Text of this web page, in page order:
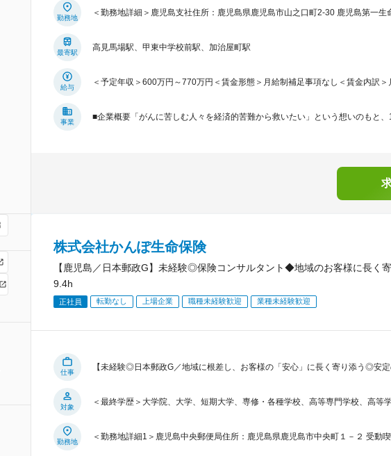
勤務地
＜勤務地詳細＞鹿児島支社住所：鹿児島県鹿児島市山之口町2-30 鹿児島第一生
最寄駅
高見馬場駅、甲東中学校前駅、加治屋町駅
給与
＜予定年収＞600万円～770万円＜賃金形態＞月給制補足事項なし＜賃金内訳＞
事業
■企業概要「がんに苦しむ人々を経済的苦難から救いたい」という想いのもと
株式会社かんぽ生命保険
【鹿児島／日本郵政G】未経験◎保険コンサルタント◆地域のお客様に長く
9.4h
正社員 転勤なし 上場企業 職種未経験歓迎 業種未経験歓迎
仕事
【未経験◎日本郵政G／地域に根差し、お客様の「安心」に長く寄り添う◎安
対象
＜最終学歴＞大学院、大学、短期大学、専修・各種学校、高等専門学校、高等
勤務地
＜勤務地詳細1＞鹿児島中央郵便局住所：鹿児島県鹿児島市中央町１－２ 受動